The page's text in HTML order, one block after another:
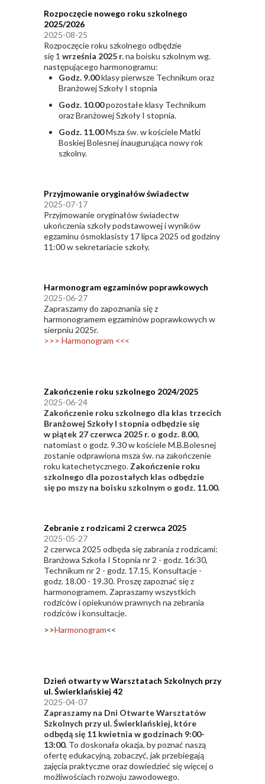
Rozpoczęcie nowego roku szkolnego
2025/2026
2025-08-25
Rozpoczęcie roku szkolnego odbędzie
się 1 września 2025 r.na boisku szkolnym wg.
następującego harmonogramu:
Godz. 9.00klasy pierwsze Technikum oraz
Branżowej Szkoły I stopnia
Godz. 10.00pozostałe klasy Technikum
oraz Branżowej Szkoły I stopnia.
Godz. 11.00Msza św. wkościele Matki
Boskiej Bolesnejinaugurująca nowyrok
szkolny.
Przyjmowanie oryginałów świadectw
2025-07-17
Przyjmowanie oryginałów świadectw
ukończenia szkoły podstawowej i wyników
egzaminu ósmoklasisty 17 lipca 2025 od godziny
11:00 w sekretariacie szkoły.
Harmonogram egzaminów poprawkowych
2025-06-27
Zapraszamy do zapoznania się z
harmonogramem egzaminów poprawkowych w
sierpniu 2025r.
>>> Harmonogram <<<
Zakończenie roku szkolnego 2024/2025
2025-06-24
Zakończenie roku szkolnego dla klas trzecich
Branżowej Szkoły I stopnia odbędzie się
w piątek 27 czerwca 2025 r. o godz. 8.00,
natomiast o godz. 9.30 w kościele M.B.Bolesnej
zostanie odprawiona msza św. na zakończenie
roku katechetycznego. Zakończenie roku
szkolnego dla pozostałych klas odbędzie
się po mszy na boisku szkolnym o godz. 11.00.
Zebranie z rodzicami 2 czerwca 2025
2025-05-27
2 czerwca 2025 odbęda się zabrania z rodzicami:
Branżowa Szkoła I Stopnia nr 2 - godz. 16:30,
Technikum nr 2 - godz. 17.15, Konsultacje -
godz. 18.00 - 19.30. Proszę zapoznać się z
harmonogramem. Zapraszamy wszystkich
rodziców i opiekunów prawnych na zebrania
rodziców i konsultacje.
>>Harmonogram<<
Dzień otwarty w Warsztatach Szkolnych przy
ul. Świerklańskiej 42
2025-04-07
Zapraszamy na Dni Otwarte Warsztatów
Szkolnych przy ul. Świerklańskiej, które
odbędą się 11 kwietnia w godzinach 9:00-
13:00. To doskonała okazja, by poznać naszą
ofertę edukacyjną, zobaczyć, jak przebiegają
zajęcia praktyczne oraz dowiedzieć się więcej o
możliwościach rozwoju zawodowego.